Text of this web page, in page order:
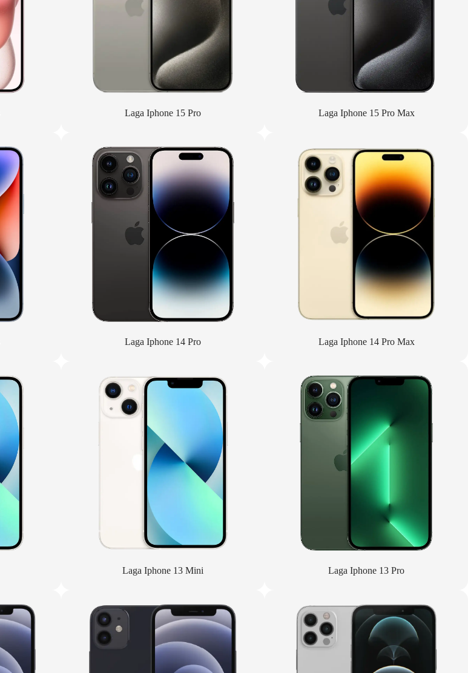
Laga Iphone 15 Pro Laga Iphone 15 Pro Max
Laga Iphone 14 Pro Laga Iphone 14 Pro Max
Laga Iphone 13 Mini Laga Iphone 13 Pro